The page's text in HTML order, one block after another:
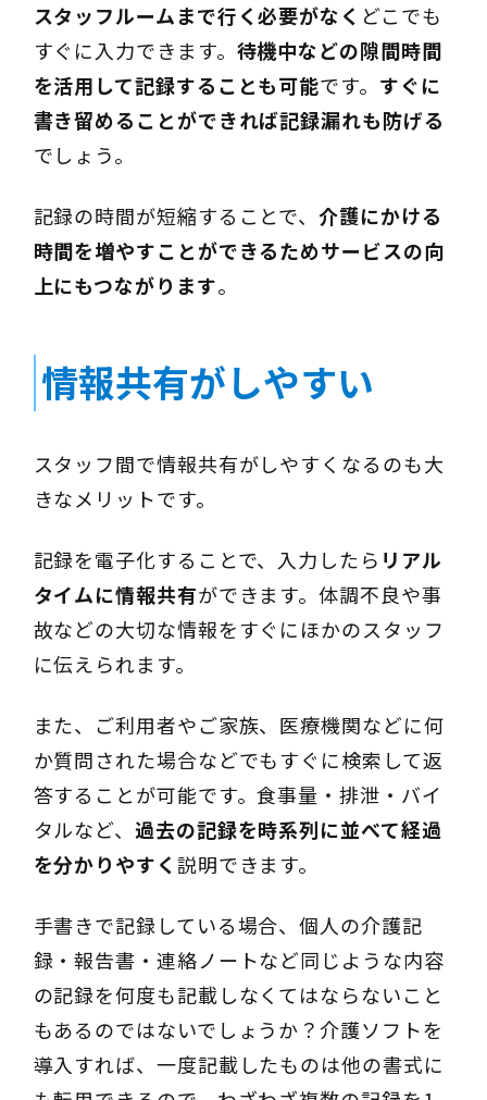
スタッフルームまで行く必要がなく どこでも
すぐに入力できます。 待機中などの隙間時間
を活用して記録することも可能です。 すぐに
書き留めることができれば記録漏れも防げる
でしょう。
記録の時間が短縮することで、介護にかける
時間を増やすことができるためサービスの向
上にもつながります。
情報共有がしやすい
スタッフ間で情報共有がしやすくなるのも大
きなメリットです。
記録を電子化することで、入力したら リアル
タイムに情報共有ができます。体調不良や事
故などの大切な情報をすぐにほかのスタッフ
に伝えられます。
また、ご利用者やご家族、医療機関などに何
か質問された場合などでもすぐに検索して返
答することが可能です。食事量・排泄・バイ
タルなど、 過去の記録を時系列に並べて経過
を分かりやすく 説明できます。
手書きで記録している場合、個人の介護記
録・報告書・連絡ノートなど同じような内容
の記録を何度も記載しなくてはならないこと
もあるのではないでしょうか？介護ソフトを
導入すれば、一度記載したものは他の書式に